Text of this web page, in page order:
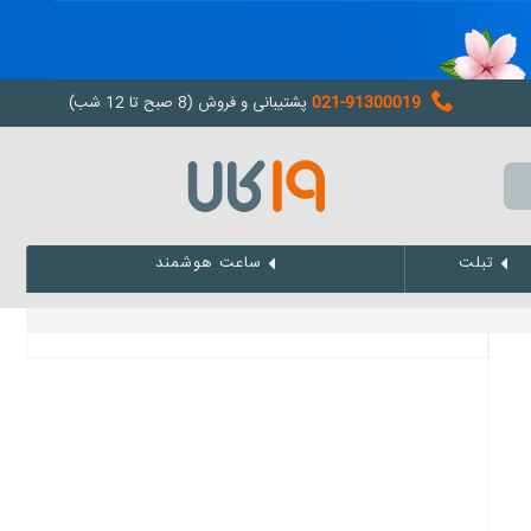
پشتیبانی و فروش (8 صبح تا 12 شب)
تبلت ساعت هوشمند